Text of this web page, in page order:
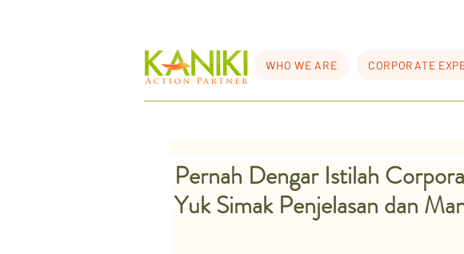
WHO WE ARE CORPORATE
Pernah Dengar Istilah
Yuk Simak Penjelasan dan